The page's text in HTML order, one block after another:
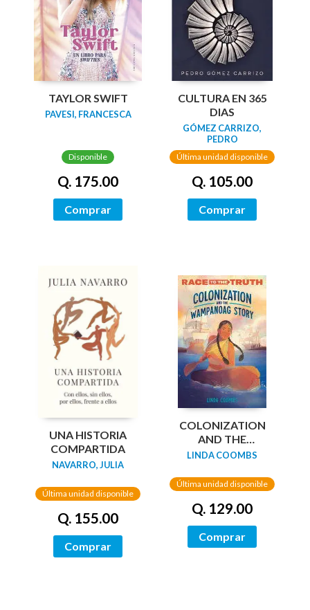
TAYLOR SWIFT
PAVESI, FRANCESCA
Disponible
Q. 175.00
Comprar
CULTURA EN 365
DIAS
GÓMEZ CARRIZO,
PEDRO
Última unidad disponible
Q. 105.00
Comprar
UNA HISTORIA
COMPARTIDA
NAVARRO, JULIA
Última unidad disponible
Q. 155.00
Comprar
COLONIZATION
AND THE
WAMPANOAG
LINDA COOMBS
Última unidad disponible
Q. 129.00
Comprar